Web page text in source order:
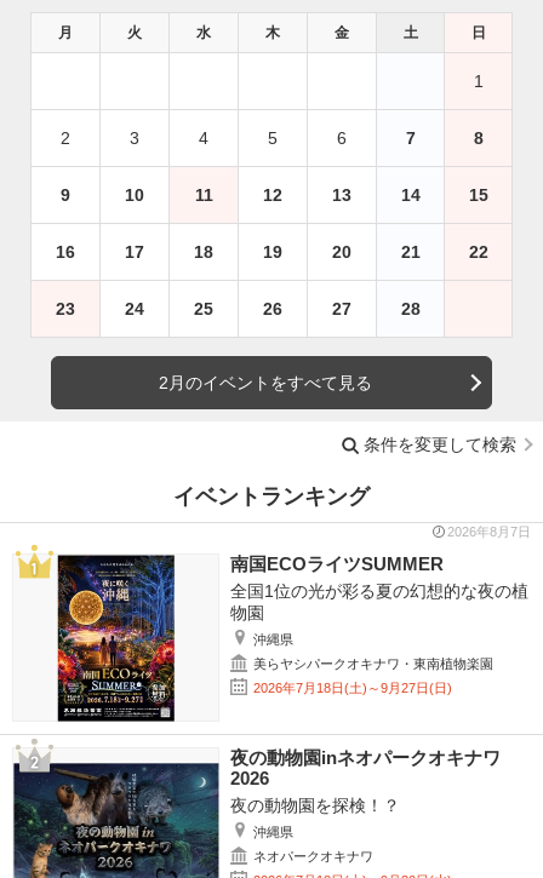
月 火 水 木 金 土 日
1
2 3 4 5 6 7 8
9 10 11 12 13 14 15
16 17 18 19 20 21 22
23 24 25 26 27 28
2月のイベントをすべて見る
条件を変更して検索
イベントランキング
2026年8月7日
南国ECOライツSUMMER
全国1位の光が彩る夏の幻想的な夜の植
物園
沖縄県
美らヤシパークオキナワ・東南植物楽園
2026年7月18日(土)～9月27日(日)
夜の動物園inネオパークオキナワ
2026
夜の動物園を探検！？
沖縄県
ネオパークオキナワ